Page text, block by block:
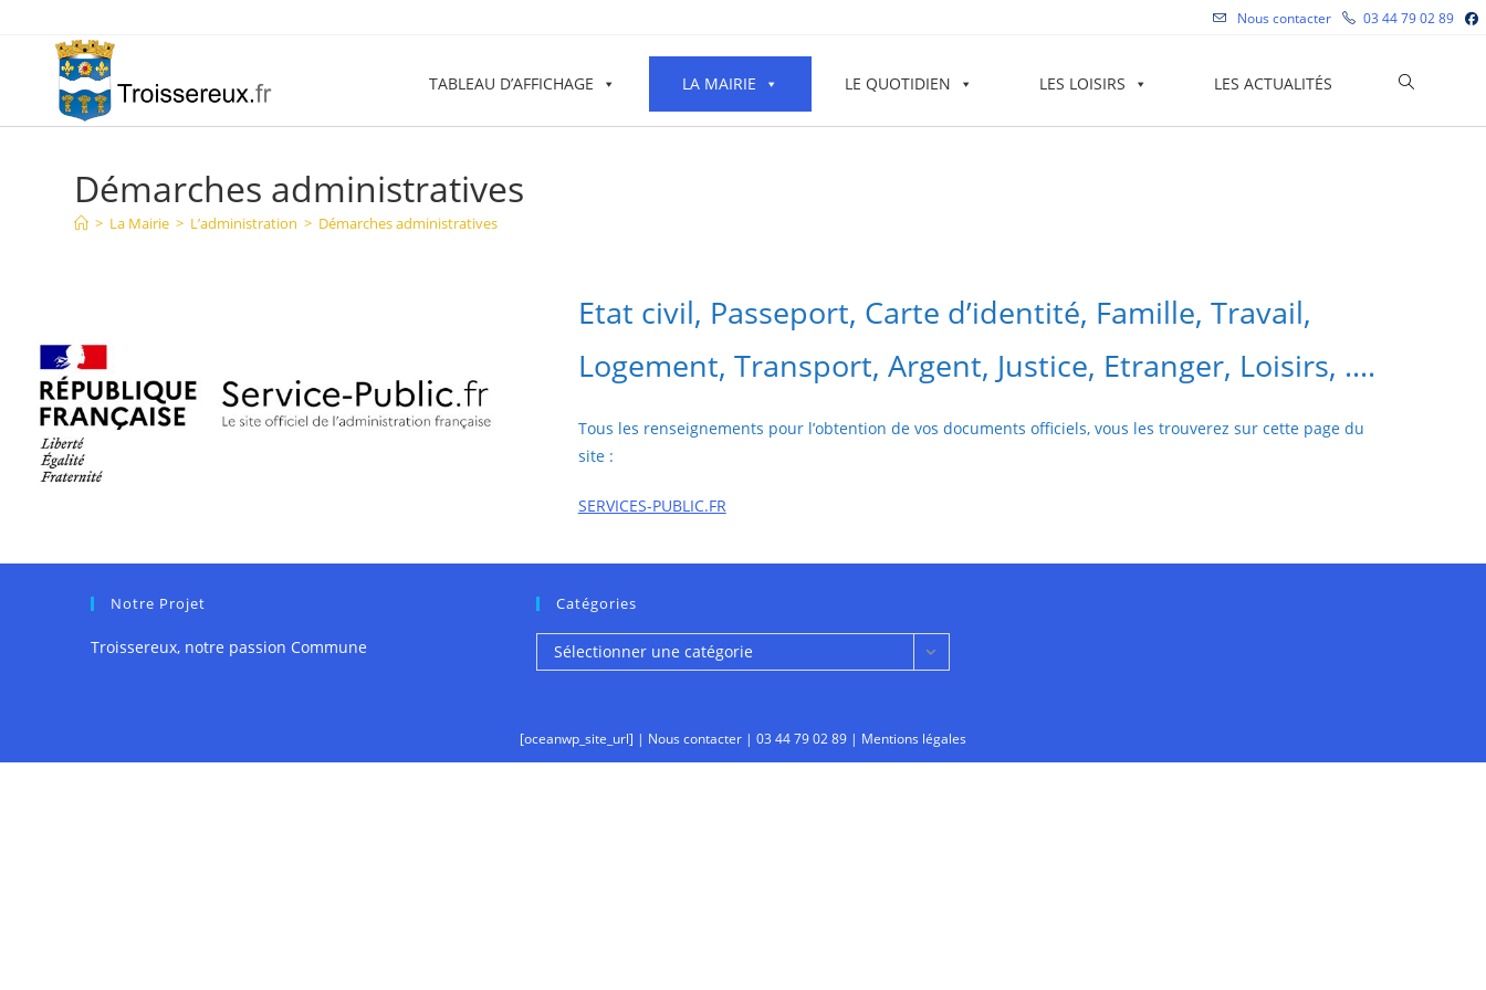
Nous contacter 03 44 79 02 89
TABLEAU D’AFFICHAGE LA MAIRIE LE QUOTIDIEN LES LOISIRS LES ACTUALITÉS Toggle
Démarches administratives
> La Mairie > L’administration > Démarches administratives
Etat civil, Passeport, Carte d’identité, Famille, Travail,
Logement, Transport, Argent, Justice, Etranger, Loisirs, ….
Tous les renseignements pour l’obtention de vos documents officiels, vous les trouverez sur cette page du
site :
SERVICES-PUBLIC.FR
Notre Projet
Troissereux, notre passion Commune
Catégories
Catégories
Sélectionner une catégorie
[oceanwp_site_url] | Nous contacter | 03 44 79 02 89 | Mentions légales